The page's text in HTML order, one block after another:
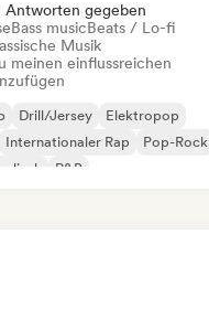
Antworten gegeben
Bass musicBeats / Lo-fi
Musik
meinen einflussreichen
Drill/Jersey
Elektropop
Internationaler Rap
Pop-Rock
R&B